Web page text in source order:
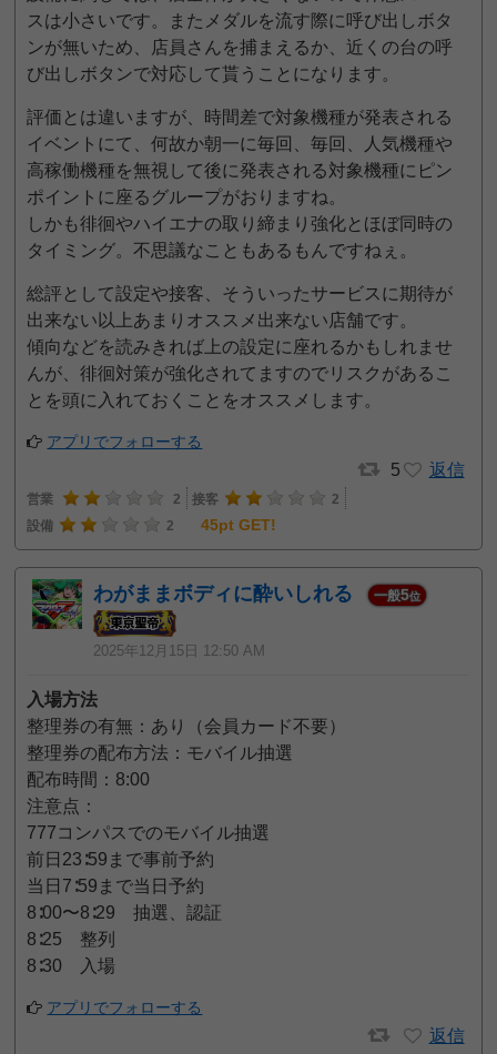
スは小さいです。またメダルを流す際に呼び出しボタ
ンが無いため、店員さんを捕まえるか、近くの台の呼
び出しボタンで対応して貰うことになります。
評価とは違いますが、時間差で対象機種が発表される
イベントにて、何故か朝一に毎回、毎回、人気機種や
高稼働機種を無視して後に発表される対象機種にピン
ポイントに座るグループがおりますね。
しかも徘徊やハイエナの取り締まり強化とほぼ同時の
タイミング。不思議なこともあるもんですねぇ。
総評として設定や接客、そういったサービスに期待が
出来ない以上あまりオススメ出来ない店舗です。
傾向などを読みきれば上の設定に座れるかもしれませ
んが、徘徊対策が強化されてますのでリスクがあるこ
とを頭に入れておくことをオススメします。
アプリでフォローする
5 返信
営業 2 接客
2
設備
2 45pt GET!
わがままボディに酔いしれる 一般5位
2025年12月15日 12:50 AM
入場方法
整理券の有無：あり（会員カード不要）
整理券の配布方法：モバイル抽選
配布時間：8:00
注意点：
777コンパスでのモバイル抽選
前日23∶59まで事前予約
当日7∶59まで当日予約
8∶00〜8∶29 抽選、認証
8∶25 整列
8∶30 入場
アプリでフォローする
返信